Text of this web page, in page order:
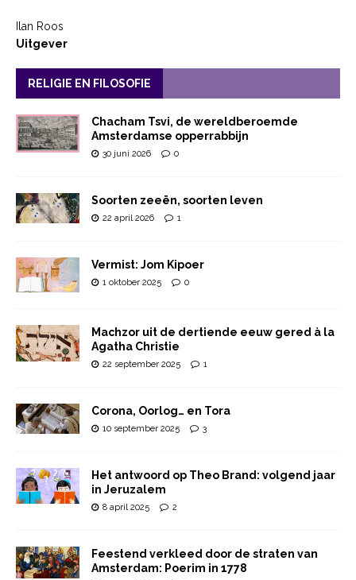
Ilan Roos
Uitgever
RELIGIE EN FILOSOFIE
Chacham Tsvi, de wereldberoemde
Amsterdamse opperrabbijn
30 juni 2026 0
Soorten zeeën, soorten leven
22 april 2026 1
Vermist: Jom Kipoer
1 oktober 2025 0
Machzor uit de dertiende eeuw gered à la
Agatha Christie
22 september 2025 1
Corona, Oorlog… en Tora
10 september 2025 3
Het antwoord op Theo Brand: volgend jaar
in Jeruzalem
8 april 2025 2
Feestend verkleed door de straten van
Amsterdam: Poerim in 1778